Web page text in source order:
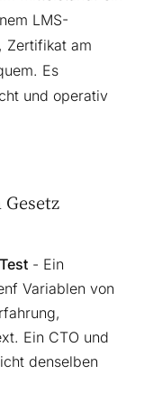
LMS-
Zertifikat am
Es
und operativ
- Ein
Variablen von
Ein CTO und
denselben